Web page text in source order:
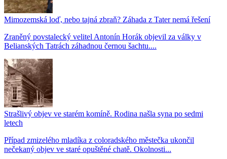
Mimozemská loď, nebo tajná zbraň? Záhada z Tater nemá řešení
Zraněný povstalecký velitel Antonín Horák objevil za války v
Belianských Tatrách záhadnou černou šachtu....
Strašlivý objev ve starém komíně. Rodina našla syna po sedmi
letech
Případ zmizelého mladíka z coloradského městečka ukončil
nečekaný objev ve staré opuštěné chatě. Okolnosti...